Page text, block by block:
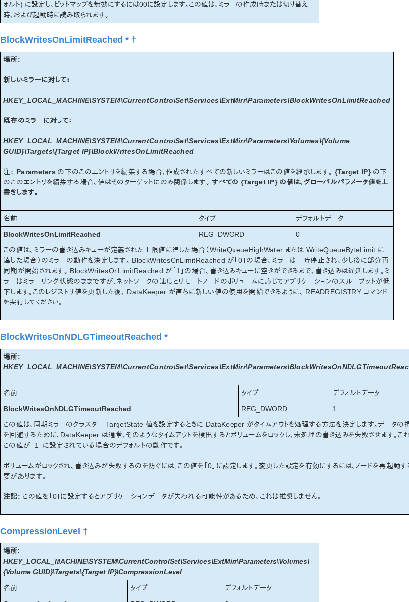
ォルト) に設定し、ビットマップを無効にするには00に設定します。この値は、ミラーの作成時または切り替え
時、および起動時に読み取られます。
BlockWritesOnLimitReached * †
場所:
新しいミラーに対して：
HKEY_LOCAL_MACHINE\SYSTEM\CurrentControlSet\Services\ExtMirr\Parameters\BlockWritesOnLimitReached
既存のミラーに対して：
HKEY_LOCAL_MACHINE\SYSTEM\CurrentControlSet\Services\ExtMirr\Parameters\Volumes\{Volume
GUID}\Targets\{Target IP}\BlockWritesOnLimitReached
注： Parameters の下のこのエントリを編集する場合、作成されたすべての新しいミラーはこの値を継承します。 {Target IP}の下
のこのエントリを編集する場合、値はそのターゲットにのみ関係します。すべての {Target IP} の値は、グローバルパラメータ値を上
書きします。
名前 タイプ
デフォルトデータ
BlockWritesOnLimitReached
REG_DWORD
0
この値は、ミラーの書き込みキューが定義された上限値に達した場合（WriteQueueHighWater または WriteQueueByteLimit に
達した場合）のミラーの動作を決定します。 BlockWritesOnLimitReached が「0」の場合、ミラーは一時停止され、少し後に部分再
同期が開始されます。 BlockWritesOnLimitReached が「1」の場合、書き込みキューに空きができるまで、書き込みは遅延します。ミ
ラーはミラーリング状態のままですが、ネットワークの速度とリモートノードのボリュームに応じてアプリケーションのスループットが低
下します。このレジストリ値を更新した後、 DataKeeper が直ちに新しい値の使用を開始できるように、 READREGISTRY コマンド
を実行してください。
BlockWritesOnNDLGTimeoutReached *
場所:
名前 タイプ
デフォルトデータ
BlockWritesOnNDLGTimeoutReached
REG_DWORD
1
この値は、同期ミラーのクラスター TargetState 値を設定するときに DataKeeper がタイムアウトを処理する方法を決定します。データの
を回避するために、DataKeeper は通常、そのようなタイムアウトを検出するとボリュームをロックし、未処理の書き込みを失敗させます。こ
この値が「1」に設定されている場合のデフォルトの動作です。
ボリュームがロックされ、書き込みが失敗するのを防ぐには、この値を「0」に設定します。変更した設定を有効にするには、ノードを再起動す
要があります。
注記: この値を「0」に設定するとアプリケーションデータが失われる可能性があるため、これは推奨しません。
CompressionLevel †
場所:
HKEY_LOCAL_MACHINE\SYSTEM\CurrentControlSet\Services\ExtMirr\Parameters\Volumes\
{Volume GUID}\Targets\{Target IP}\CompressionLevel
名前
タイプ
デフォルトデータ